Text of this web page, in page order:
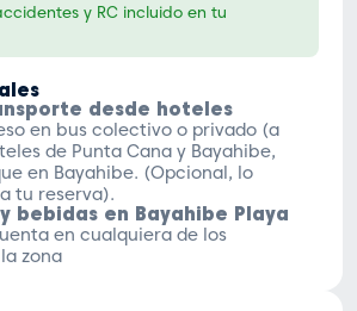
y RC incluido en tu
desde hoteles
en bus colectivo o privado (a
de Punta Cana y Bayahibe,
en Bayahibe. (Opcional, lo
tu reserva).
bebidas en Bayahibe Playa
en cualquiera de los
zona